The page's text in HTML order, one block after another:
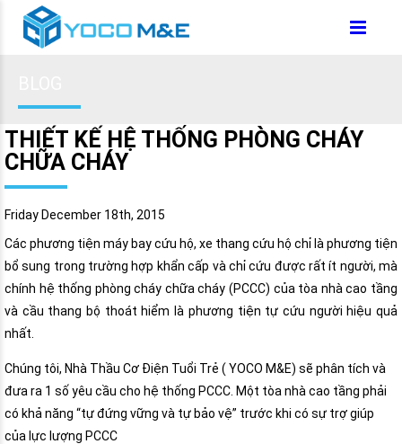
THIẾT KẾ HỆ THỐNG PHÒNG CHÁY
CHỮA CHÁY
Friday December 18th, 2015
Các phương tiện máy bay cứu hộ, xe thang cứu hộ chỉ là phương tiện
bổ sung trong trường hợp khẩn cấp và chỉ cứu được rất ít người, mà
chính hệ thống phòng cháy chữa cháy (PCCC) của tòa nhà cao tầng
và cầu thang bộ thoát hiểm là phương tiện tự cứu người hiệu quả
nhất.
Chúng tôi, Nhà Thầu Cơ Điện Tuổi Trẻ ( YOCO M&E) sẽ phân tích và
đưa ra 1 số yêu cầu cho hệ thống PCCC. Một tòa nhà cao tầng phải
có khả năng “tự đứng vững và tự bảo vệ” trước khi có sự trợ giúp
của lực lượng PCCC